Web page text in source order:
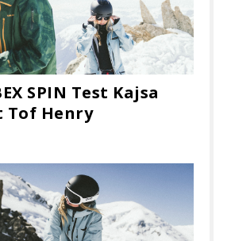
SPIN Test Kajsa
Tof Henry